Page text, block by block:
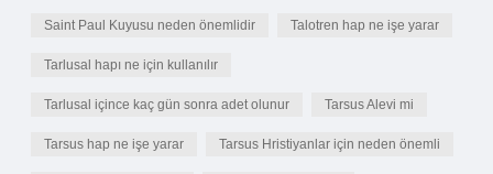
Saint Paul Kuyusu neden önemlidir Talotren hap ne işe yarar
Tarlusal hapı ne için kullanılır
Tarlusal içince kaç gün sonra adet olunur Tarsus Alevi mi
Tarsus hap ne işe yarar Tarsus Hristiyanlar için neden önemli